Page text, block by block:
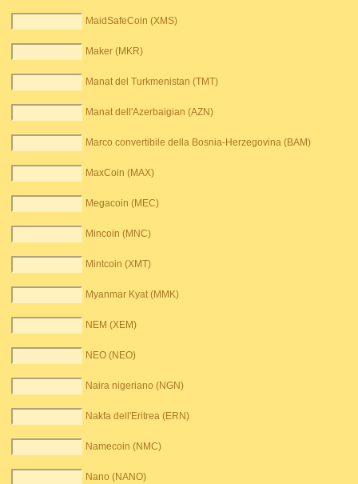
MaidSafeCoin (XMS)
Maker (MKR)
Manat del Turkmenistan (TMT)
Manat dell'Azerbaigian (AZN)
Marco convertibile della Bosnia-Herzegovina (BAM)
MaxCoin (MAX)
Megacoin (MEC)
Mincoin (MNC)
Mintcoin (XMT)
Myanmar Kyat (MMK)
NEM (XEM)
NEO (NEO)
Naira nigeriano (NGN)
Nakfa dell'Eritrea (ERN)
Namecoin (NMC)
Nano (NANO)